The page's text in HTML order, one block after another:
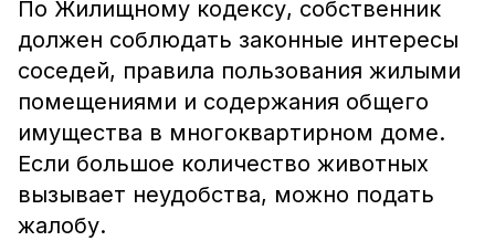
По Жилищному кодексу, собственник
должен соблюдать законные интересы
соседей, правила пользования жилыми
помещениями и содержания общего
имущества в многоквартирном доме.
Если большое количество животных
вызывает неудобства, можно подать
жалобу.